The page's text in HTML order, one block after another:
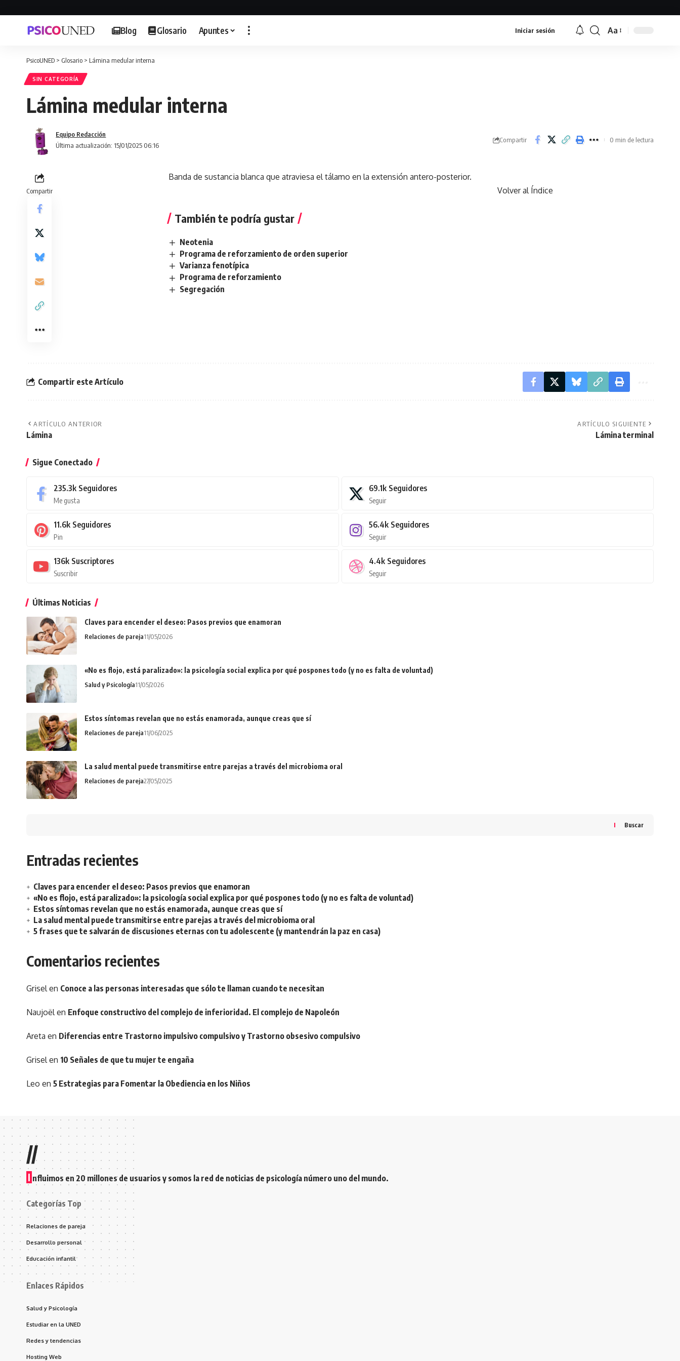
Blog Glosario Apuntes Iniciar sesión
Font
Aa
PsicoUNED > Glosario > Lámina medular interna
SIN CATEGORÍA
Lámina medular interna
Última actualización: 15/01/2025 06:16
Equipo Redacción
Compartir 0 min de lectura
Compartir
Banda de sustancia blanca que atraviesa el tálamo en la extensión antero-posterior.
Volver al Índice
También te podría gustar
Neotenia
Programa de reforzamiento de orden superior
Varianza fenotípica
Programa de reforzamiento
Segregación
Compartir este Artículo
ARTÍCULO ANTERIOR
Lámina
ARTÍCULO SIGUIENTE
Lámina terminal
Sigue Conectado
235.3k Seguidores
Me gusta
69.1k Seguidores
Seguir
11.6k Seguidores
Pin
56.4k Seguidores
Seguir
136k Suscriptores
Suscribir
4.4k Seguidores
Seguir
Últimas Noticias
Claves para encender el deseo: Pasos previos que enamoran
Relaciones de pareja11/05/2026
«No es flojo, está paralizado»: la psicología social explica por qué pospones todo (y no es falta de voluntad)
Salud y Psicología11/05/2026
Estos síntomas revelan que no estás enamorada, aunque creas que sí
Relaciones de pareja11/06/2025
La salud mental puede transmitirse entre parejas a través del microbioma oral
Relaciones de pareja27/05/2025
Buscar
Entradas recientes
Claves para encender el deseo: Pasos previos que enamoran
«No es flojo, está paralizado»: la psicología social explica por qué pospones todo (y no es falta de voluntad)
Estos síntomas revelan que no estás enamorada, aunque creas que sí
La salud mental puede transmitirse entre parejas a través del microbioma oral
5 frases que te salvarán de discusiones eternas con tu adolescente (y mantendrán la paz en casa)
Comentarios recientes
Griselen Conoce a las personas interesadas que sólo te llaman cuando te necesitan
Naujoëlen Enfoque constructivo del complejo de inferioridad. El complejo de Napoleón
Areta en Diferencias entre Trastorno impulsivo compulsivo y Trastorno obsesivo compulsivo
Griselen 10 Señales de que tu mujer te engaña
Leo en 5 Estrategias para Fomentar la Obediencia en los Niños
//
I nfluimos en 20 millones de usuarios y somos la red de noticias de psicología número uno del mundo.
Categorías Top
Relaciones de pareja
Desarrollo personal
Educación infantil
Enlaces Rápidos
Salud y Psicología
Estudiar en la UNED
Redes y tendencias
Hosting Web